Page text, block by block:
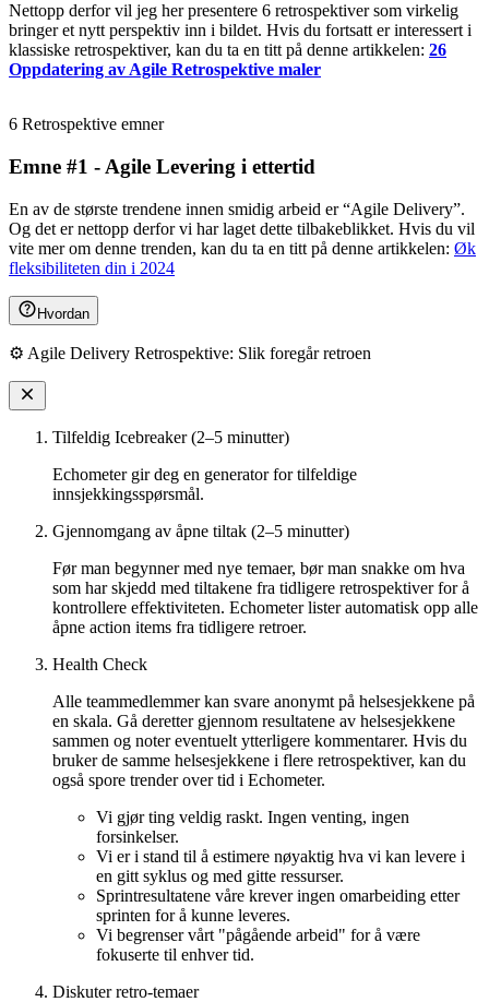
Nettopp derfor vil jeg her presentere 6 retrospektiver som virkelig
bringer et nytt perspektiv inn i bildet. Hvis du fortsatt er interessert i
klassiske retrospektiver, kan du ta en titt på denne artikkelen: 26
Oppdatering av Agile Retrospektive maler
6 Retrospektive emner
Emne #1 - Agile Levering i ettertid
En av de største trendene innen smidig arbeid er “Agile Delivery”.
Og det er nettopp derfor vi har laget dette tilbakeblikket. Hvis du vil
vite mer om denne trenden, kan du ta en titt på denne artikkelen: Øk
fleksibiliteten din i 2024
Hvordan
⚙️ Agile Delivery Retrospektive: Slik foregår retroen
Tilfeldig Icebreaker (2–5 minutter)
Echometer gir deg en generator for tilfeldige
innsjekkingsspørsmål.
Gjennomgang av åpne tiltak (2–5 minutter)
Før man begynner med nye temaer, bør man snakke om hva
som har skjedd med tiltakene fra tidligere retrospektiver for å
kontrollere effektiviteten. Echometer lister automatisk opp alle
åpne action items fra tidligere retroer.
Health Check
Alle teammedlemmer kan svare anonymt på helsesjekkene på
en skala. Gå deretter gjennom resultatene av helsesjekkene
sammen og noter eventuelt ytterligere kommentarer. Hvis du
bruker de samme helsesjekkene i flere retrospektiver, kan du
også spore trender over tid i Echometer.
Vi gjør ting veldig raskt. Ingen venting, ingen
forsinkelser.
Vi er i stand til å estimere nøyaktig hva vi kan levere i
en gitt syklus og med gitte ressurser.
Sprintresultatene våre krever ingen omarbeiding etter
sprinten for å kunne leveres.
Vi begrenser vårt "pågående arbeid" for å være
fokuserte til enhver tid.
Diskuter retro-temaer